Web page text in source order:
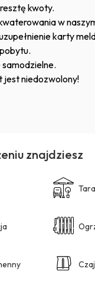
kwoty.
w
karty
niedozwolony!
znajdziesz